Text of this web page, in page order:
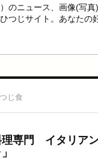
のニュース、画像(写真
つじサイト。あなたの
じ食
理専門 イタリア